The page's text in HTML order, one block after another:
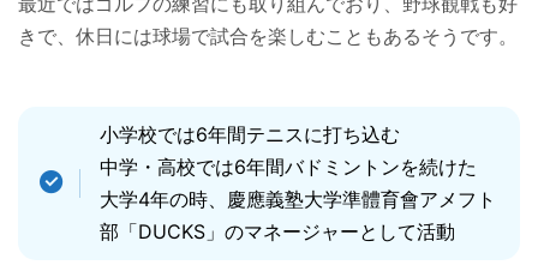
きで、休日には球場で試合を楽しむこともあるそうです。
小学校では6年間テニスに打ち込む
中学・高校では6年間バドミントンを続けた
大学4年の時、慶應義塾大学準體育會アメフト
部「DUCKS」のマネージャーとして活動